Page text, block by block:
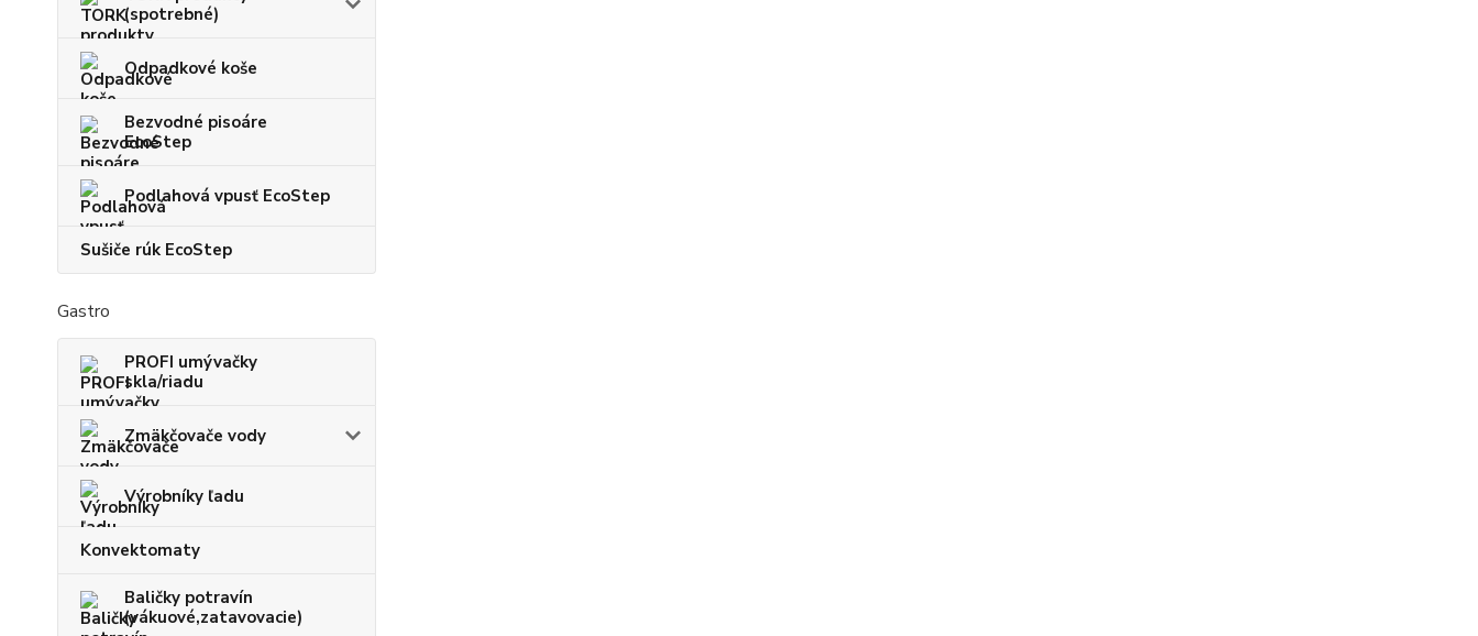
(spotrebné)
Odpadkové koše
Bezvodné pisoáre
EcoStep
Podlahová vpusť EcoStep
Sušiče rúk EcoStep
Gastro
PROFI umývačky
skla/riadu
Zmäkčovače vody
Výrobníky ľadu
Konvektomaty
Baličky potravín
(vákuové,zatavovacie)